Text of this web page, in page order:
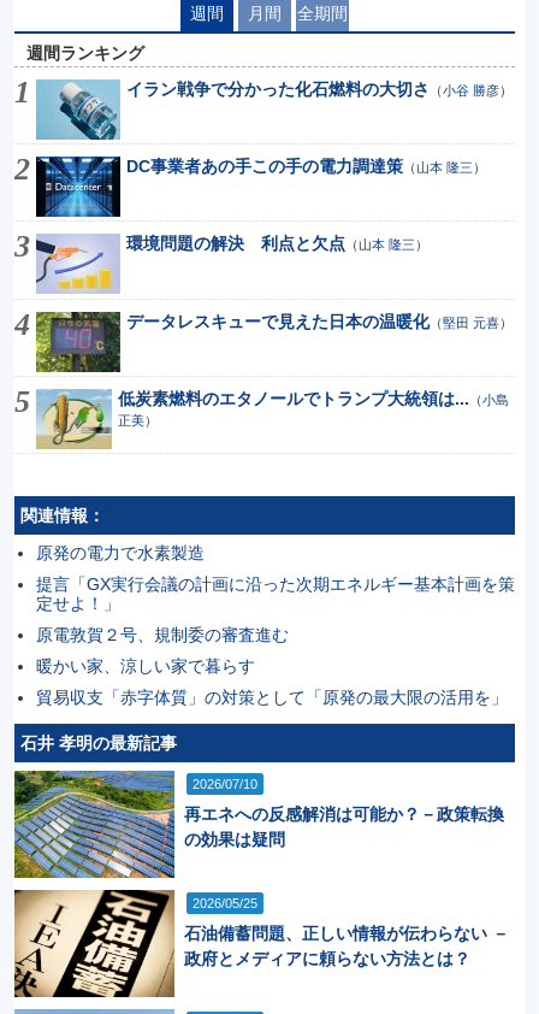
週間 月間 全期間
週間ランキング
イラン戦争で分かった化石燃料の大切さ
（小谷 勝彦）
DC事業者あの手この手の電力調達策（山本 隆三 ）
環境問題の解決 利点と欠点 （山本 隆三 ）
データレスキューで見えた日本の温暖化（堅田 元喜）
低炭素燃料のエタノールでトランプ大統領は... （小島
正美）
関連情報：
原発の電力で水素製造
提言「GX実行会議の計画に沿った次期エネルギー基本計画を策
定せよ！」
原電敦賀２号、規制委の審査進む
暖かい家、涼しい家で暮らす
貿易収支「赤字体質」の対策として「原発の最大限の活用を」
石井 孝明の最新記事
2026/07/10
再エネへの反感解消は可能か？－政策転換
の効果は疑問
2026/05/25
石油備蓄問題、正しい情報が伝わらない －
政府とメディアに頼らない方法とは？